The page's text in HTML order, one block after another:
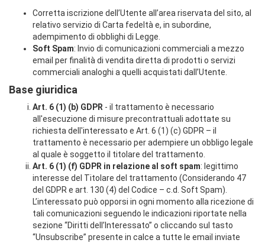
Corretta iscrizione dell’Utente all’area riservata del sito, al
relativo servizio di Carta fedeltà e, in subordine,
adempimento di obblighi di Legge.
Soft Spam: Invio di comunicazioni commerciali a mezzo
email per finalità di vendita diretta di prodotti o servizi
commerciali analoghi a quelli acquistati dall’Utente.
Base giuridica
Art. 6 (1) (b) GDPR - il trattamento è necessario
all'esecuzione di misure precontrattuali adottate su
richiesta dell'interessato e Art. 6 (1) (c) GDPR – il
trattamento è necessario per adempiere un obbligo legale
al quale è soggetto il titolare del trattamento.
Art. 6 (1) (f) GDPR in relazione al soft spam: legittimo
interesse del Titolare del trattamento (Considerando 47
del GDPR e art. 130 (4) del Codice – c.d. Soft Spam).
L’interessato può opporsi in ogni momento alla ricezione di
tali comunicazioni seguendo le indicazioni riportate nella
sezione “Diritti dell’Interessato” o cliccando sul tasto
“Unsubscribe” presente in calce a tutte le email inviate